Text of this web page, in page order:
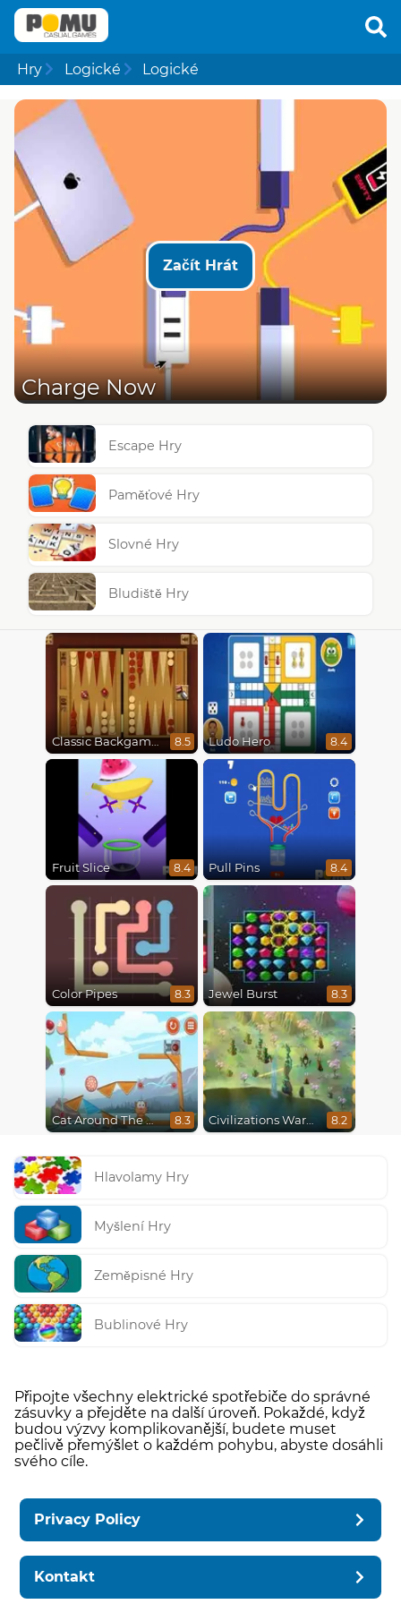
Hry Logické Logické
Začít Hrát
Charge Now
Escape Hry
Paměťové Hry
Slovné Hry
Bludiště Hry
Classic Backgammon 8.5 Ludo Hero 8.4
Fruit Slice 8.4 Pull Pins 8.4
Color Pipes 8.3 Jewel Burst 8.3
Cat Around The World 8.3 Civilizations Wars Master Edition 8.2
Hlavolamy Hry
Myšlení Hry
Zeměpisné Hry
Bublinové Hry
Připojte všechny elektrické spotřebiče do správné
zásuvky a přejděte na další úroveň. Pokaždé, když
budou výzvy komplikovanější, budete muset
pečlivě přemýšlet o každém pohybu, abyste dosáhli
svého cíle.
Privacy Policy
Kontakt